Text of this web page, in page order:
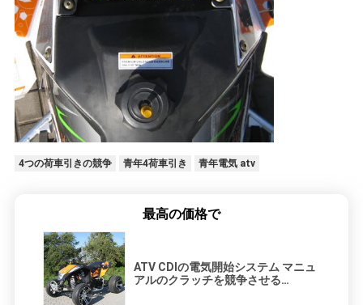
ー
4つの荷車引きの競争 青年4荷車引き 青年電気 atv
最高の価格で
ATV CDIの電気開始システム マニュ
アルのクラッチを競争させる